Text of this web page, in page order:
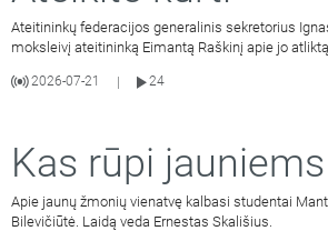
Ateitininkų federacijos generalinis sekretorius
moksleivį ateitininką Eimantą Raškinį apie jo
2026-07-21
24
Kas rūpi jauniems
Apie jaunų žmonių vienatvę kalbasi studentai
Bilevičiūtė. Laidą veda Ernestas Skališius.